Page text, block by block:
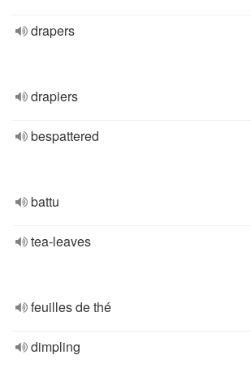
drapers
drapiers
bespattered
battu
tea-leaves
feuilles de thé
dimpling